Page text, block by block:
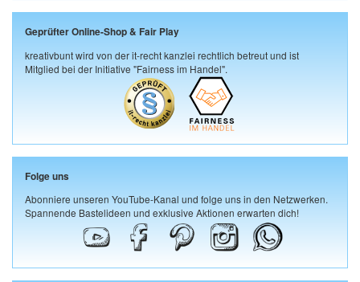
Geprüfter Online-Shop & Fair Play
kreativbunt wird von der it-recht kanzlei rechtlich betreut und ist
Mitglied bei der Initiative "Fairness im Handel".
Folge uns
Abonniere unseren YouTube-Kanal und folge uns in den Netzwerken.
Spannende Bastelideen und exklusive Aktionen erwarten dich!